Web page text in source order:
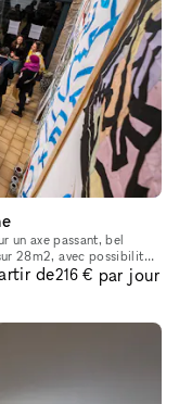
un axe passant, bel
28m2, avec possibilité
de216 € par jour